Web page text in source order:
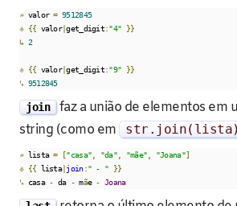
» valor = 9512845
⎀ {{ valor|get_digit:"4" }}
↳ 2
⎀ {{ valor|get_digit:"9" }}
↳ 9512845
join faz a união de elementos em
string (como em
str . join( lista)
» lista = ["casa" "da" "mãe" "Joana"]
⎀ {{ lista|join:" - " }}
↳ casa - da - mãe - Joana